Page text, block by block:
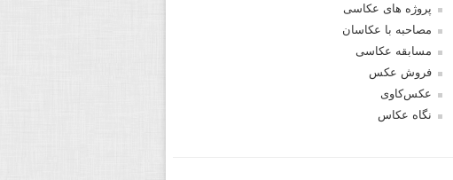
پروژه های عکاسی
مصاحبه با عکاسان
مسابقه عکاسی
فروش عکس
عکس‌کاوی
نگاه عکاس